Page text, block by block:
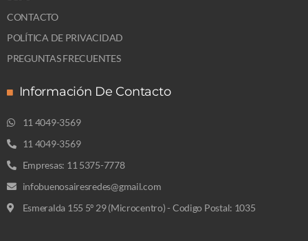
CONTACTO
POLÍTICA DE PRIVACIDAD
PREGUNTAS FRECUENTES
Información De Contacto
11 4049-3569
11 4049-3569
Empresas: 11 5375-7778
infobuenosairesredes@gmail.com
Esmeralda 155 5º 29 (Microcentro) - Codigo Postal: 1035